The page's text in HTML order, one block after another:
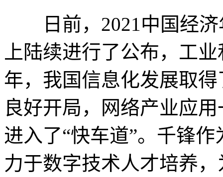
日前，2021中国经济
上陆续进行了公布，工
年，我国信息化发展取
良好开局，网络产业应
进入了“快车道”。千锋
力于数字技术人才培养